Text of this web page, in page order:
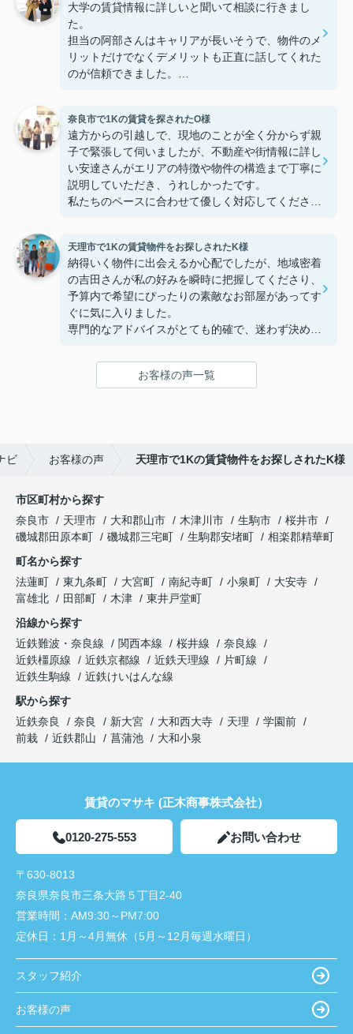
大学の賃貸情報に詳しいと聞いて相談に行きまし
た。
担当の阿部さんはキャリアが長いそうで、物件のメ
リットだけでなくデメリットも正直に話してくれた
のが信頼できました。
す。
奈良市で1Kの賃貸を探されたO様
遠方からの引越しで、現地のことが全く分からず親
子で緊張して伺いましたが、不動産や街情報に詳し
い安達さんがエリアの特徴や物件の構造まで丁寧に
説明していただき、うれしかったです。
私たちのペースに合わせて優しく対応してくださっ
り、感謝しています。安達さん、ありがとうござい
ました！
天理市で1Kの賃貸物件をお探しされたK様
納得いく物件に出会えるか心配でしたが、地域密着
の吉田さんが私の好みを瞬時に把握してくださり、
予算内で希望にぴったりの素敵なお部屋があってす
ぐに気に入りました。
専門的なアドバイスがとても的確で、迷わず決める
鍵の受け取りのときに、また元気(o・・o)/~お店に
お客様の声一覧
ビ お客様の声 天理市で1Kの賃貸物件をお探しされたK様
市区町村から探す
奈良市
天理市 大和郡山市 木津川市 生駒市
桜井市
磯城郡田原本町
磯城郡三宅町 生駒郡安堵町
相楽郡精華町
町名から探す
法蓮町
東九条町 大宮町 南紀寺町 小泉町
大安寺
富雄北
田部町 木津
東井戸堂町
沿線から探す
近鉄難波・奈良線
関西本線 桜井線
奈良線
近鉄橿原線
近鉄京都線 近鉄天理線
片町線
近鉄生駒線
近鉄けいはんな線
駅から探す
近鉄奈良
奈良 新大宮 大和西大寺 天理
学園前
前栽
近鉄郡山 菖蒲池 大和小泉
賃貸のマサキ (正木商事株式会社）
0120-275-553 お問い合わせ
〒630-8013
奈良県奈良市三条大路５丁目2-40
営業時間： AM9:30～PM7:00
定休日： 1月～4月無休（5月～12月毎週水曜日）
スタッフ紹介
お客様の声